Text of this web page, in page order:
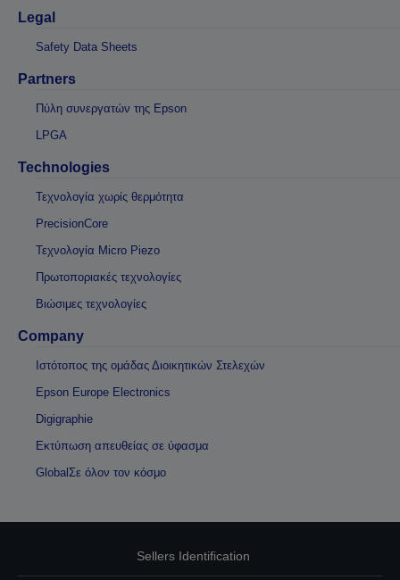
Legal
Safety Data Sheets
Partners
Πύλη συνεργατών της Epson
LPGA
Technologies
Τεχνολογία χωρίς θερμότητα
PrecisionCore
Τεχνολογία Micro Piezo
Πρωτοποριακές τεχνολογίες
Βιώσιμες τεχνολογίες
Company
Ιστότοπος της ομάδας Διοικητικών Στελεχών
Epson Europe Electronics
Digigraphie
Εκτύπωση απευθείας σε ύφασμα
GlobalΣε όλον τον κόσμο
Sellers Identification